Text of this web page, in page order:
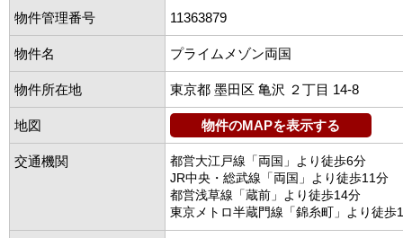
物件管理番号 11363879
物件名 プライムメゾン両国
物件所在地 東京都 墨田区 亀沢 ２丁目 14-8
地図 物件のMAPを表示する
交通機関
都営大江戸線「両国」より徒歩6分
JR中央・総武線「両国」より徒歩11分
都営浅草線「蔵前」より徒歩14分
東京メトロ半蔵門線「錦糸町」より徒歩